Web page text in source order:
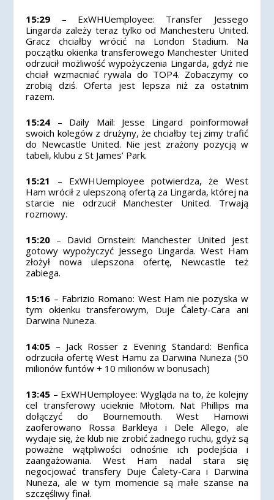
15:29 – ExWHUemployee: Transfer Jessego
Lingarda zależy teraz tylko od Manchesteru United.
Gracz chciałby wrócić na London Stadium. Na
początku okienka transferowego Manchester United
odrzucił możliwość wypożyczenia Lingarda, gdyż nie
chciał wzmacniać rywala do TOP4. Zobaczymy co
zrobią dziś. Oferta jest lepsza niż za ostatnim
razem.
15:24 – Daily Mail: Jesse Lingard poinformował
swoich kolegów z drużyny, że chciałby tej zimy trafić
do Newcastle United. Nie jest zrażony pozycją w
tabeli, klubu z St James’ Park.
15:21
– ExWHUemployee potwierdza, że West
Ham wrócił z ulepszoną ofertą za Lingarda, której na
starcie nie odrzucił Manchester United. Trwają
rozmowy.
15:20 – David Ornstein: Manchester United jest
gotowy wypożyczyć Jessego Lingarda. West Ham
złożył nowa ulepszona ofertę, Newcastle też
zabiega.
15:16 – Fabrizio Romano: West Ham nie pozyska w
tym okienku transferowym, Duje Ćalety-Cara ani
Darwina Nuneza.
14:05 – Jack Rosser z Evening Standard: Benfica
odrzuciła ofertę West Hamu za Darwina Nuneza (50
milionów funtów + 10 milionów w bonusach)
13:45 – ExWHUemployee: Wygląda na to, że kolejny
cel transferowy ucieknie Młotom. Nat Phillips ma
dołączyć do Bournemouth. West Hamowi
zaoferowano Rossa Barkleya i Dele Allego, ale
wydaje się, że klub nie zrobić żadnego ruchu, gdyż są
poważne wątpliwości odnośnie ich podejścia i
zaangażowania. West Ham nadal stara się
negocjować transfery Duje Ćalety-Cara i Darwina
Nuneza, ale w tym momencie są małe szanse na
szczęśliwy finał.